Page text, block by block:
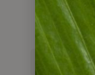
zurück zu